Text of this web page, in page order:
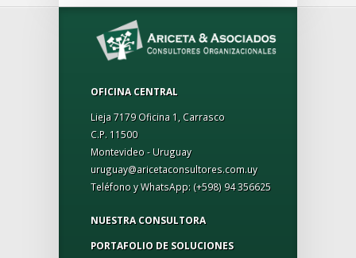
OFICINA CENTRAL
Lieja 7179 Oficina 1, Carrasco
C.P. 11500
Montevideo - Uruguay
uruguay@aricetaconsultores.com.uy
Teléfono y WhatsApp: (+598) 94 356625
NUESTRA CONSULTORA
PORTAFOLIO DE SOLUCIONES